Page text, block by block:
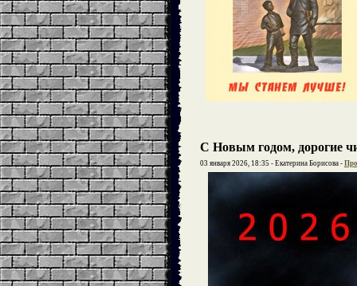
С Новым годом, дорогие
03 января 2026, 18:35 - Екатерина Борисова -